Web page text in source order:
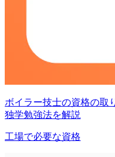
ボイラー技士の資格の取
独学勉強法を解説
工場で必要な資格